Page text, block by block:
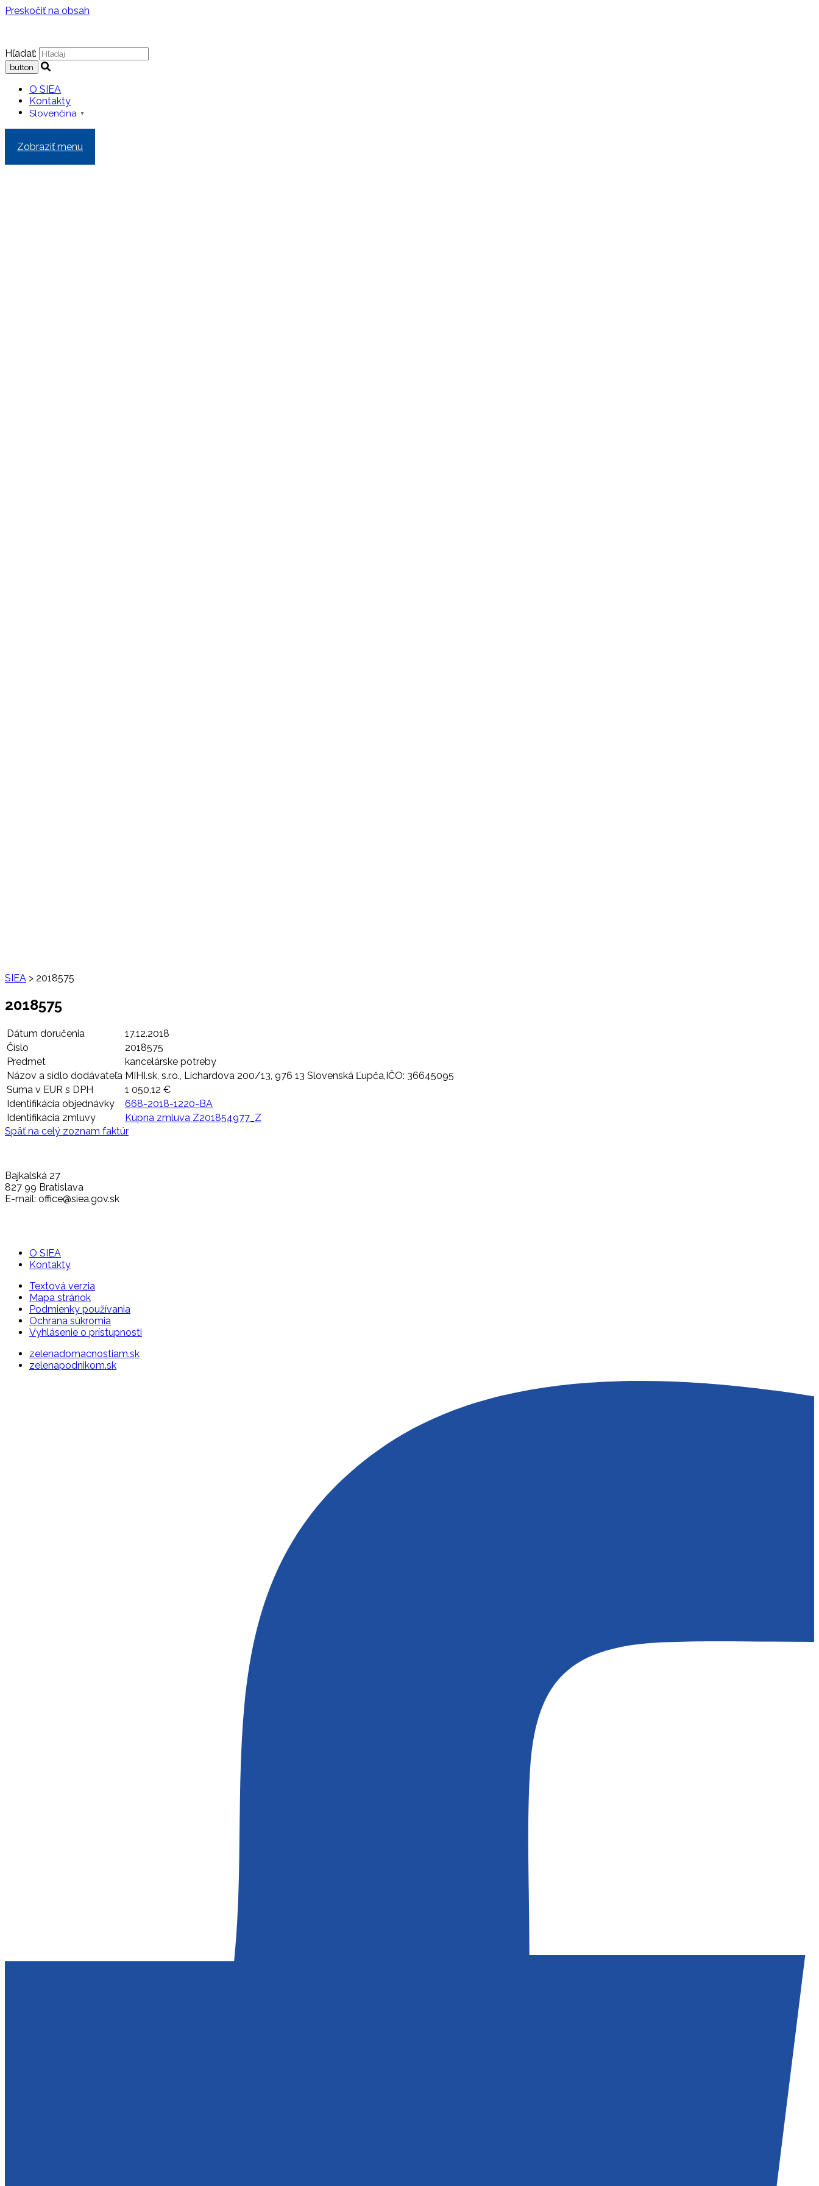
Preskočiť na obsah
Hľadať:
O SIEA
Kontakty
Slovenčina ▼
Zobraziť menu
SIEA > 2018575
2018575
Dátum doručenia
17.12.2018
Číslo
2018575
Predmet
kancelárske potreby
Názov a sídlo dodávateľa MIHI.sk, s.r.o., Lichardova 200/13, 976 13 Slovenská Ľupča,IČO: 36645095
Suma v EUR s DPH
1 050,12 €
Identifikácia objednávky
668-2018-1220-BA
Identifikácia zmluvy
Kúpna zmluva Z201854977_Z
Späť na celý zoznam faktúr
Bajkalská 27
827 99 Bratislava
E-mail: office@siea.gov.sk
O SIEA
Kontakty
Textová verzia
Mapa stránok
Podmienky používania
Ochrana súkromia
Vyhlásenie o prístupnosti
zelenadomacnostiam.sk
zelenapodnikom.sk